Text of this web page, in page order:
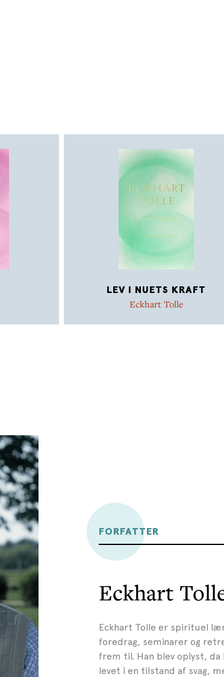
LEV I NUETS KRAFT
Eckhart Tolle
FORFATTER
Eckhart
Eckhart Tolle er spirituel
foredrag, seminarer og
frem til. Han blev oplyst, da
levet i en tilstand af svag,